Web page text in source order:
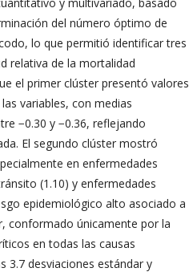
del número óptimo de
lo que permitió identificar tres
relativa de la mortalidad
el primer clúster presentó valores
variables, con medias
−0.30 y −0.36, reflejando
El segundo clúster mostró
en enfermedades
(1.10) y enfermedades
epidemiológico alto asociado a
conformado únicamente por la
en todas las causas
3.7 desviaciones estándar y